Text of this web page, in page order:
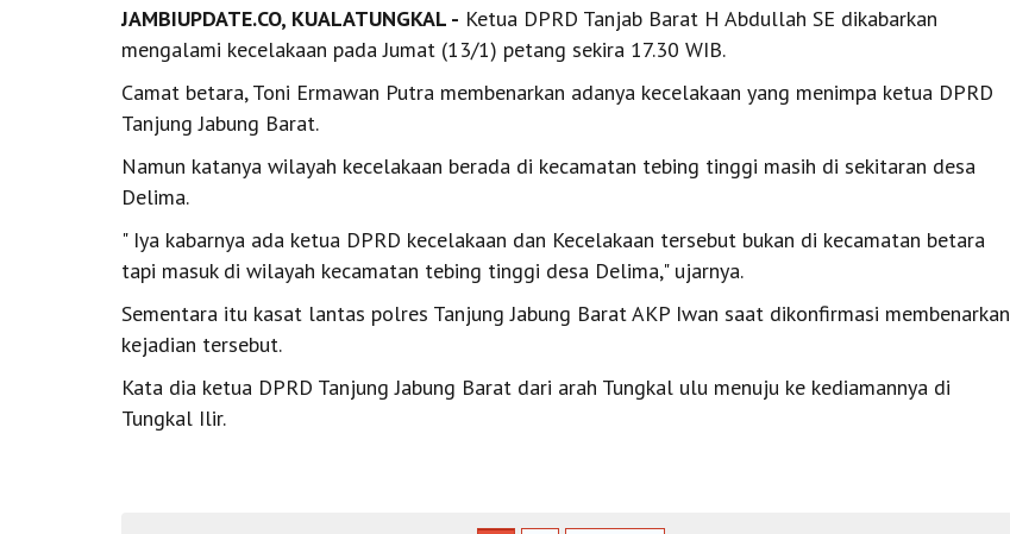
JAMBIUPDATE.CO, KUALATUNGKAL - Ketua DPRD Tanjab Barat H Abdullah SE dikabarkan
mengalami kecelakaan pada Jumat (13/1) petang sekira 17.30 WIB.
Camat betara, Toni Ermawan Putra membenarkan adanya kecelakaan yang menimpa ketua DPRD
Tanjung Jabung Barat.
Namun katanya wilayah kecelakaan berada di kecamatan tebing tinggi masih di sekitaran desa
Delima.
" Iya kabarnya ada ketua DPRD kecelakaan dan Kecelakaan tersebut bukan di kecamatan betara
tapi masuk di wilayah kecamatan tebing tinggi desa Delima," ujarnya.
Sementara itu kasat lantas polres Tanjung Jabung Barat AKP Iwan saat dikonfirmasi membenarkan
kejadian tersebut.
Kata dia ketua DPRD Tanjung Jabung Barat dari arah Tungkal ulu menuju ke kediamannya di
Tungkal Ilir.